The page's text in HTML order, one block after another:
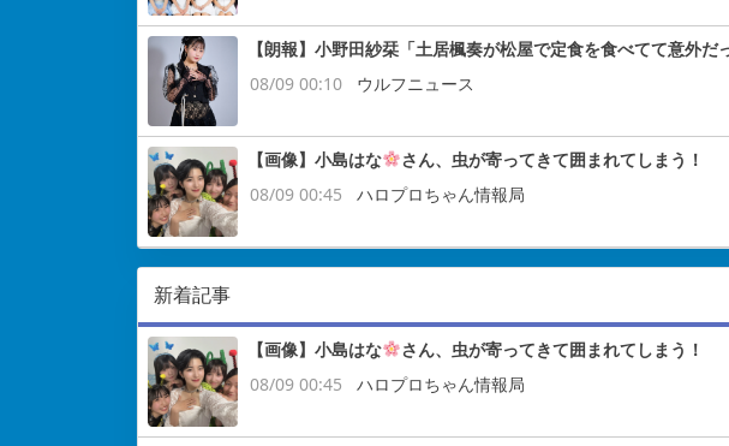
【朗報】小野田紗栞「土居楓奏が松屋で定食を食べてて意外
08/09 00:10
ウルフニュース
【画像】小島はな
さん、虫が寄ってきて囲まれてしまう！
08/09 00:45
ハロプロちゃん情報局
新着記事
【画像】小島はな
さん、虫が寄ってきて囲まれてしまう！
08/09 00:45
ハロプロちゃん情報局